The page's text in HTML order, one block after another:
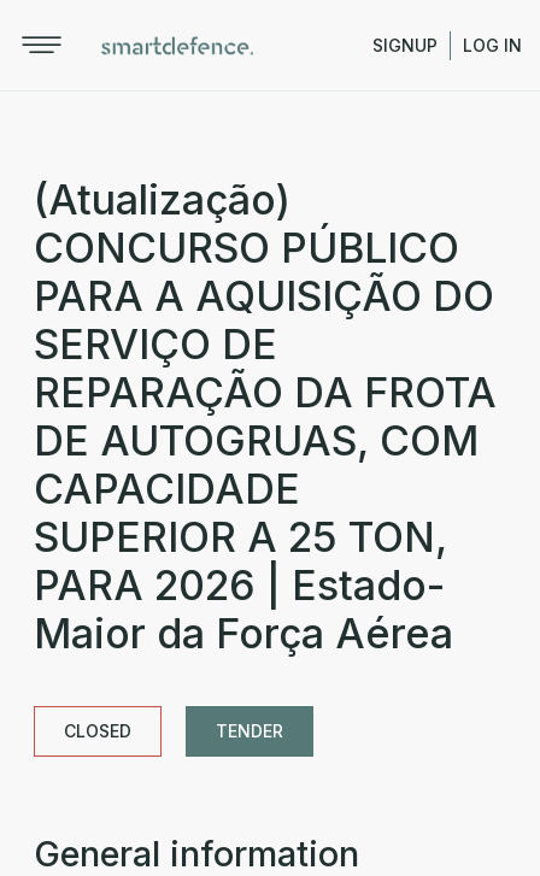
SIGNUP LOG IN
(Atualização)
CONCURSO PÚBLICO
PARA A AQUISIÇÃO DO
SERVIÇO DE
REPARAÇÃO DA FROTA
DE AUTOGRUAS, COM
CAPACIDADE
SUPERIOR A 25 TON,
PARA 2026 | Estado-
Maior da Força Aérea
CLOSED TENDER
General information